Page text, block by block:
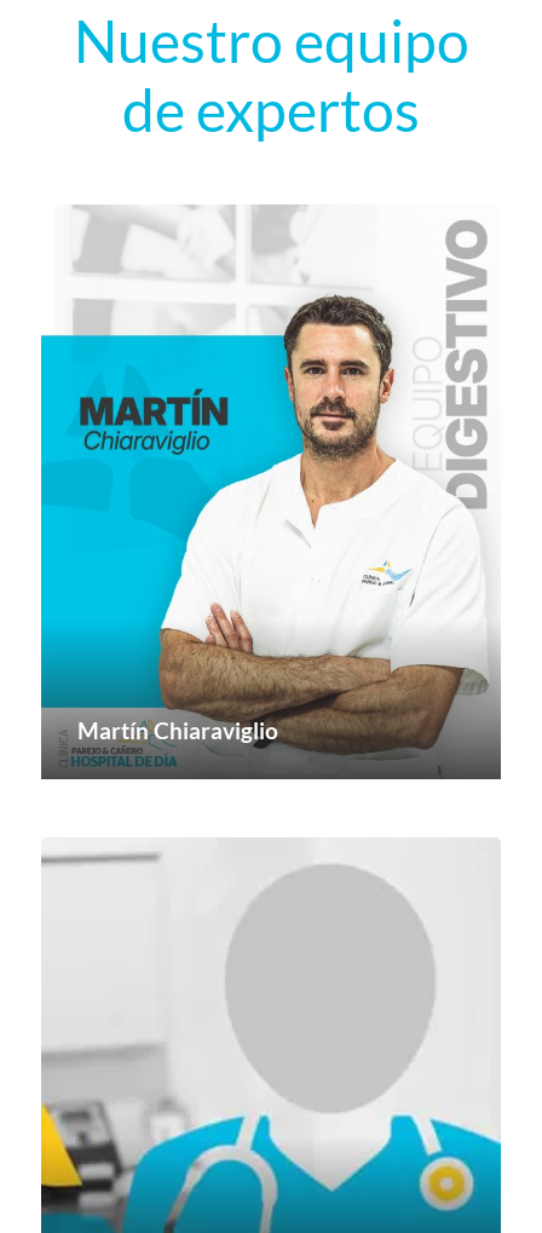
Nuestro equipo
de expertos
Martín Chiaraviglio